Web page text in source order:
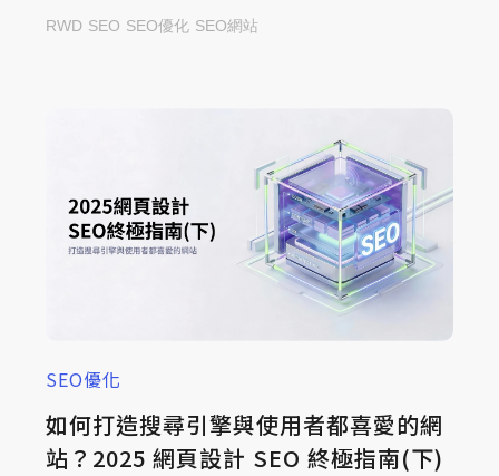
一秒內就會跳出頁面，轉向競爭對手。RWD 響應
RWD SEO SEO優化 SEO網站
SEO優化
如何打造搜尋引擎與使用者都喜愛的網
站？2025 網頁設計 SEO 終極指南(下)